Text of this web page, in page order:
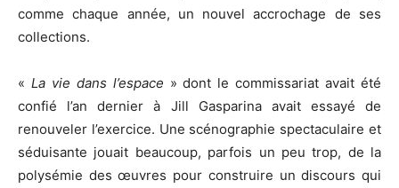
comme chaque année, un nouvel accrochage de ses
collections.
« La vie dans l’espace » dont le commissariat avait été
confié l’an dernier à Jill Gasparina avait essayé de
renouveler l’exercice. Une scénographie spectaculaire et
séduisante jouait beaucoup, parfois un peu trop, de la
polysémie des œuvres pour construire un discours qui